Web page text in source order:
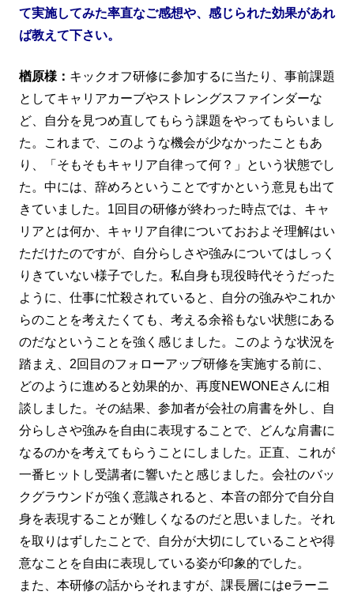
て実施してみた率直なご感想や、感じられた効果があれ
ば教えて下さい。
楢原様： キックオフ研修に参加するに当たり、事前課題
としてキャリアカーブやストレングスファインダーな
ど、自分を見つめ直してもらう課題をやってもらいまし
た。これまで、このような機会が少なかったこともあ
り、「そもそもキャリア自律って何？」という状態でし
た。中には、辞めろということですかという意見も出て
きていました。1回目の研修が終わった時点では、キャ
リアとは何か、キャリア自律についておおよそ理解はい
ただけたのですが、自分らしさや強みについてはしっく
りきていない様子でした。私自身も現役時代そうだった
ように、仕事に忙殺されていると、自分の強みやこれか
らのことを考えたくても、考える余裕もない状態にある
のだなということを強く感じました。このような状況を
踏まえ、2回目のフォローアップ研修を実施する前に、
どのように進めると効果的か、再度NEWONEさんに相
談しました。その結果、参加者が会社の肩書を外し、自
分らしさや強みを自由に表現することで、どんな肩書に
なるのかを考えてもらうことにしました。正直、これが
一番ヒットし受講者に響いたと感じました。会社のバッ
クグラウンドが強く意識されると、本音の部分で自分自
身を表現することが難しくなるのだと思いました。それ
を取りはずしたことで、自分が大切にしていることや得
意なことを自由に表現している姿が印象的でした。
また、本研修の話からそれますが、課長層にはeラーニ